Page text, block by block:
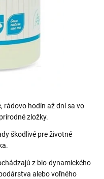
rádovo hodín až dní sa vo
zložky.
škodlivé pre životné
z bio-dynamického
alebo voľného